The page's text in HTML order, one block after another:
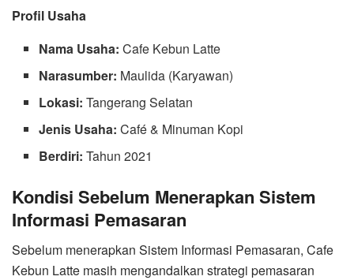
Profil Usaha
Nama Usaha: Cafe Kebun Latte
Narasumber: Maulida (Karyawan)
Lokasi: Tangerang Selatan
Jenis Usaha: Café & Minuman Kopi
Berdiri: Tahun 2021
Kondisi Sebelum Menerapkan Sistem
Informasi Pemasaran
Sebelum menerapkan Sistem Informasi Pemasaran, Cafe
Kebun Latte masih mengandalkan strategi pemasaran